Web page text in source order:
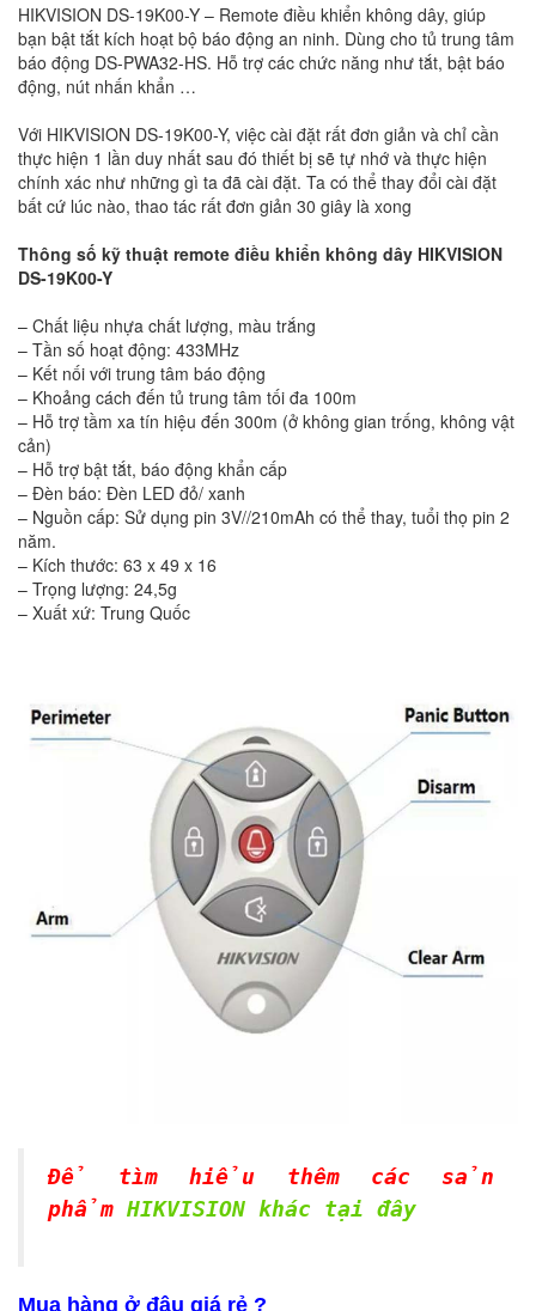
HIKVISION DS-19K00-Y – Remote điều khiển không dây, giúp
bạn bật tắt kích hoạt bộ báo động an ninh. Dùng cho tủ trung tâm
báo động DS-PWA32-HS. Hỗ trợ các chức năng như tắt, bật báo
động, nút nhấn khẩn …
Với HIKVISION DS-19K00-Y, việc cài đặt rất đơn giản và chỉ cần
thực hiện 1 lần duy nhất sau đó thiết bị sẽ tự nhớ và thực hiện
chính xác như những gì ta đã cài đặt. Ta có thể thay đổi cài đặt
bất cứ lúc nào, thao tác rất đơn giản 30 giây là xong
Thông số kỹ thuật remote điều khiển không dây HIKVISION
DS-19K00-Y
– Chất liệu nhựa chất lượng, màu trắng
– Tần số hoạt động: 433MHz
– Kết nối với trung tâm báo động
– Khoảng cách đến tủ trung tâm tối đa 100m
– Hỗ trợ tầm xa tín hiệu đến 300m (ở không gian trống, không vật
cản)
– Hỗ trợ bật tắt, báo động khẩn cấp
– Đèn báo: Đèn LED đỏ/ xanh
– Nguồn cấp: Sử dụng pin 3V//210mAh có thể thay, tuổi thọ pin 2
năm.
– Kích thước: 63 x 49 x 16
– Trọng lượng: 24,5g
– Xuất xứ: Trung Quốc
Để tìm hiểu thêm các sản
phẩm HIKVISION khác tại đây
Mua hàng ở đâu giá rẻ ?